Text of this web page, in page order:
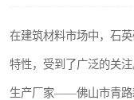
在建筑材料市场中，石
特性，受到了广泛的关
生产厂家——佛山市青路